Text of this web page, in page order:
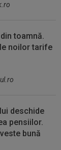
toamnă.
noilor tarife
deschide
pensiilor.
bună